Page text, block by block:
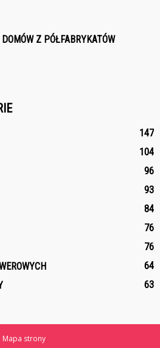
Z PÓŁFABRYKATÓW
147
104
96
93
84
76
76
64
63
Mapa strony